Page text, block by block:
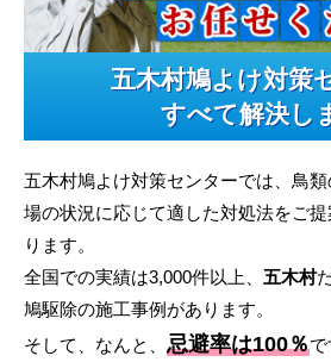
五木村鳩よけ対策
すべて解決し
五木村鳩よけ対策センターでは、鳥
場の状況に応じて適した対処法をご
ります。
全国での実績は3,000件以上、 五木村
鳩駆除の施工事例があります。
そして、なんと、 忌避率は100％で